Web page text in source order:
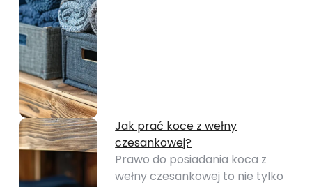
Jak prać koce z wełny
czesankowej?
Prawo do posiadania koca z
wełny czesankowej to nie tylko